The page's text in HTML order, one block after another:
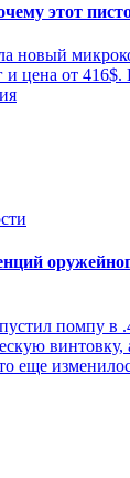
этот
новый
и цена от
помпу в
еще